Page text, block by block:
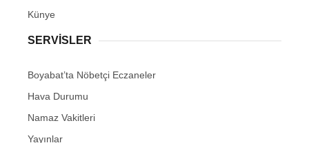
Künye
SERVISLER
Boyabat’ta Nöbetçi Eczaneler
Hava Durumu
Namaz Vakitleri
Yayınlar